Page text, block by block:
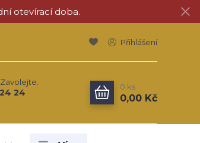
otevírací doba.
Přihlášení
24
0 ks
0,00 Kč